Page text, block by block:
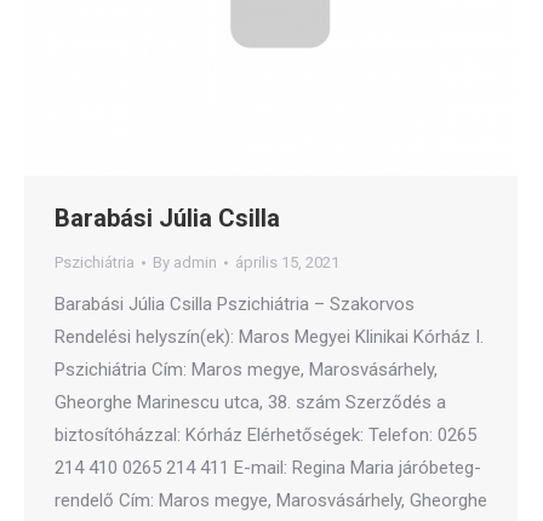
Barabási Júlia Csilla
Pszichiátria By admin április 15, 2021
Barabási Júlia Csilla Pszichiátria – Szakorvos
Rendelési helyszín(ek): Maros Megyei Klinikai Kórház I.
Pszichiátria Cím: Maros megye, Marosvásárhely,
Gheorghe Marinescu utca, 38. szám Szerződés a
biztosítóházzal: Kórház Elérhetőségek: Telefon: 0265
214 410 0265 214 411 E-mail: Regina Maria járóbeteg-
rendelő Cím: Maros megye, Marosvásárhely, Gheorghe